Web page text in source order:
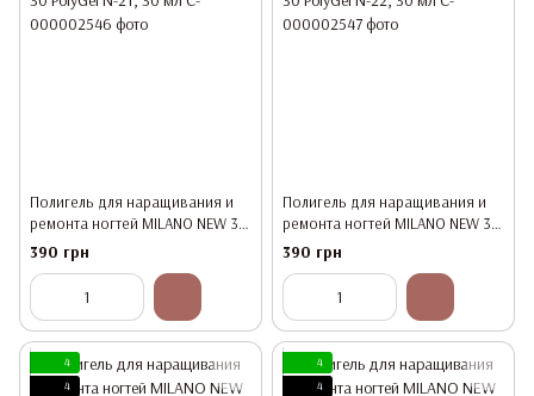
Полигель для наращивания и
ремонта ногтей MILANO NEW 30
PolyGel N-21, 30 мл
390 грн
Полигель для наращивания и
ремонта ногтей MILANO NEW 30
PolyGel N-22, 30 мл
390 грн
4
4
4
4